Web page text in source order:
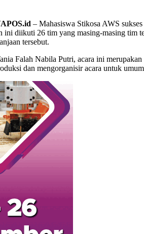
– Mahasiswa Stikosa AWS
ini diikuti 26 tim yang masing-masing tim
tersebut.
Falah Nabila Putri, acara ini
dan mengorganisir acara untuk